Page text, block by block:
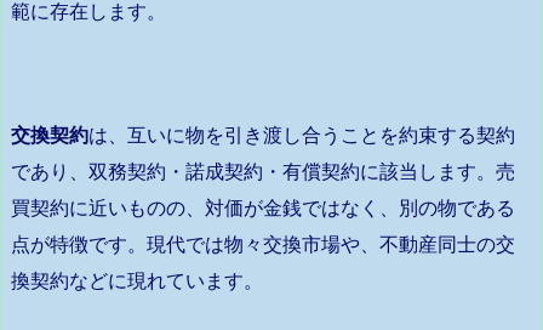
範に存在します。
交換契約は、互いに物を引き渡し合うことを約束する契約
であり、双務契約・諾成契約・有償契約に該当します。売
買契約に近いものの、対価が金銭ではなく、別の物である
点が特徴です。現代では物々交換市場や、不動産同士の交
換契約などに現れています。